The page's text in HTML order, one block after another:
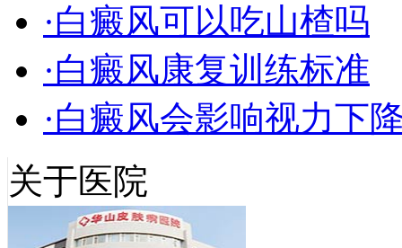
·白癜风可以吃山楂吗
·白癜风康复训练标准
·白癜风会影响视力下
关于医院